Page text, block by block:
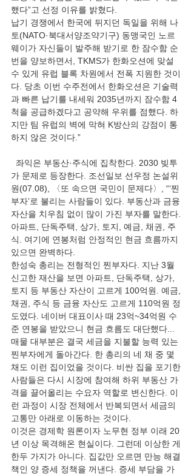
했다”고 선정 이유를 밝혔다.
납기 경쟁에서 한국에 뒤지던 독일을 위해 나
토(NATO·북대서양조약기구) 동맹국인 노르
웨이가 자신들이 발주해 받기로 한 잠수함 순
번을 양보하면서, TKMS가 한화오션에 맞설
수 있게 유럽 블록 차원에서 전폭 지원한 것이
다. 당초 이번 수주전에서 한화오션은 기술력
과 빠른 납기를 내세워 2035년까지 잠수함 4
척을 공급하겠다고 공약해 우위를 점했다. 하
지만 팀 유럽의 벽에 막혀 K방산의 강점이 통
하지 않은 것이다.”
좌익은 부동산·주식에 집착한다. 2030 빚투
가 문제로 등장한다. 조선일보 선우정 논설위
원(07.08), 〈또 속으면 국민이 문제다〉, “‘찐
부자’로 불리는 사람들이 있다. 부동산과 금융
자산을 치우침 없이 많이 가진 부자를 말한다.
아파트, 단독주택, 상가, 토지, 예금, 채권, 주
식. 여기에 연봉처럼 안정적인 현금 흐름까지
있으면 완벽하다.
한성숙 총리는 전형적인 찐부자다. 지난 3월
신고한 재산을 보면 아파트, 단독주택, 상가,
토지 등 부동산 자산이 고르게 100억원. 예금,
채권, 주식 등 금융 자산도 고르게 110억원 정
도였다. 네이버 대표이사 때 23억~34억원 수
준 연봉을 받았으니 현금 흐름도 대단했다...
매물 대부분은 결국 세금을 지불할 능력 있는
찐부자에게 돌아간다. 한 총리의 네 채 중 몇
채도 이런 집이었을 것이다. 비싼 집을 포기한
사람들은 다시 시장에 참여해 하위 부동산 가
격을 끌어올리는 수요자 역할로 변신한다. 이
런 과정이 시장 전체에서 반복되면서 세금의
고통만 아래로 이동하는 것이다.
이것은 경제학 원론이자 노무현 정부 이래 20
년 이상 목격해온 현실이다. 그런데 이상한 게
한두 가지가 아니다. 집값만 오르면 만능 해결
책인 양 증세 정책을 꺼낸다. 증세 부담을 가